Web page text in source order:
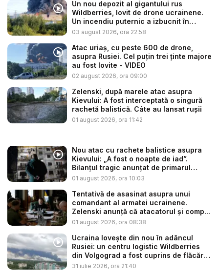
Un nou depozit al gigantului rus
Wildberries, lovit de drone ucrainene.
Un incendiu puternic a izbucnit în
regiu...
03 august 2026, ora 22:58
Atac uriaș, cu peste 600 de drone,
asupra Rusiei. Cel puțin trei ținte majore
au fost lovite - VIDEO
02 august 2026, ora 09:00
Zelenski, după marele atac asupra
Kievului: A fost interceptată o singură
rachetă balistică. Câte au lansat rușii
01 august 2026, ora 11:42
Nou atac cu rachete balistice asupra
Kievului: „A fost o noapte de iad”.
Bilanțul tragic anunțat de primarul
Klits...
01 august 2026, ora 10:03
Tentativă de asasinat asupra unui
comandant al armatei ucrainene.
Zelenski anunță că atacatorul și comp...
01 august 2026, ora 08:38
Ucraina lovește din nou în adâncul
Rusiei: un centru logistic Wildberries
din Volgograd a fost cuprins de flăcări
...
31 iulie 2026, ora 21:40